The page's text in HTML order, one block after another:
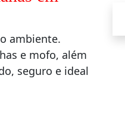
ambiente.
e mofo, além
seguro e ideal